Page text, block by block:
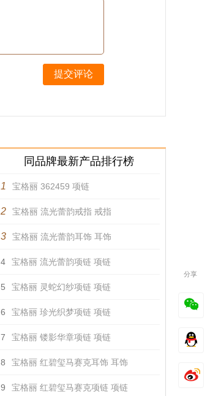
提交评论
同品牌最新产品排行榜
1 宝格丽 362459 项链
2 宝格丽 流光蕾韵戒指 戒指
3 宝格丽 流光蕾韵耳饰 耳饰
4 宝格丽 流光蕾韵项链 项链
5 宝格丽 灵蛇幻纱项链 项链
6 宝格丽 珍光织梦项链 项链
7 宝格丽 镂影华章项链 项链
8 宝格丽 红碧玺马赛克耳饰 耳饰
9 宝格丽 红碧玺马赛克项链 项链
分享